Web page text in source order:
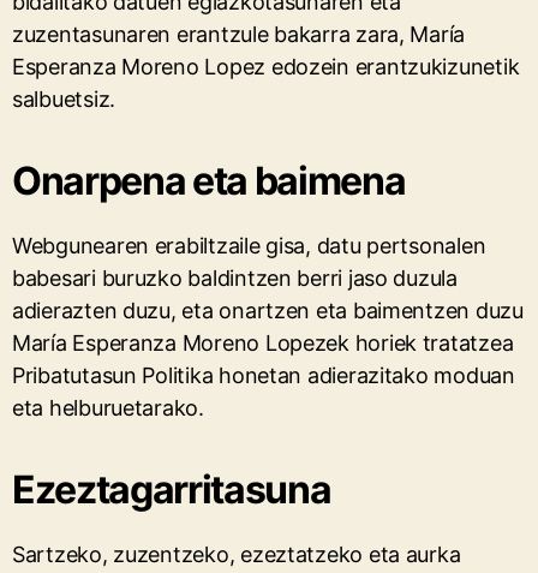
zuzentasunaren erantzule bakarra zara, María
Esperanza Moreno Lopez edozein erantzukizunetik
salbuetsiz.
Onarpena eta baimena
Webgunearen erabiltzaile gisa, datu pertsonalen
babesari buruzko baldintzen berri jaso duzula
adierazten duzu, eta onartzen eta baimentzen duzu
María Esperanza Moreno Lopezek horiek tratatzea
Pribatutasun Politika honetan adierazitako moduan
eta helburuetarako.
Ezeztagarritasuna
Sartzeko, zuzentzeko, ezeztatzeko eta aurka